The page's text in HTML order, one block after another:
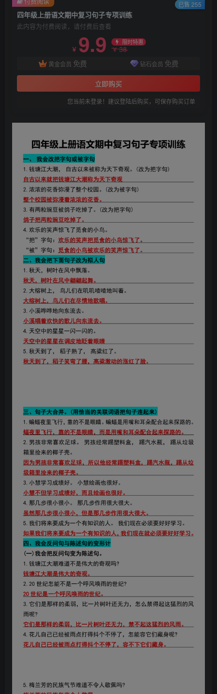
四年级上册语文期中复习句子专项训练
此内容为付费阅读，请付费后查看
￥ 9.9 限时特惠
￥38
黄金会员 免费 钻石会员 免费
立即购买
您当前未登录！建议登陆后购买，可保存购买订单
已售 255